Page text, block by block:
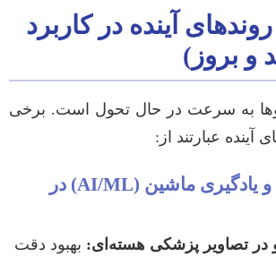
آینده در کاربرد
و بروز)
به سرعت در حال تحول است. برخی
آینده عبارتند از:
هوش مصنوعی و یادگیری ماشین (AI/ML) در
در تصاویر پزشکی هسته‌ای: بهبود دقت